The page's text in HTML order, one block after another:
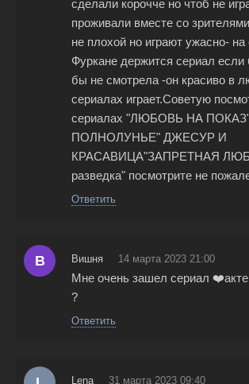
сделали корочче но чтоб не
проживали вместе со
не плохой но играют ужасно-
Фуркане держится сериал
бы не смотрела -он красиво в
сериалах играет.Советую
сериалах "ЛЮБОВЬ НА
ПОЛНОЛУНЬЕ" ДЖЕСУР И
КРАСАВИЦА"ЗАПРЕТНАЯ
разведка" посмотрите не
Ответить
В Вишня 14 марта 2023 21:00
Мне очень зашел сериал
?
Ответить
Lena 31 марта 2023 09:40